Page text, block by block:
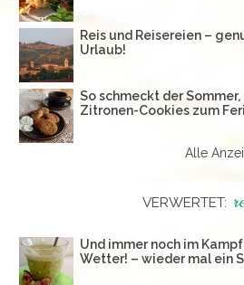
Reis und Reisereien –
Urlaub!
So schmeckt der
Zitronen-Cookies zum
Alle
VERWERTET:
Und immer noch im
Wetter! – wieder mal ein